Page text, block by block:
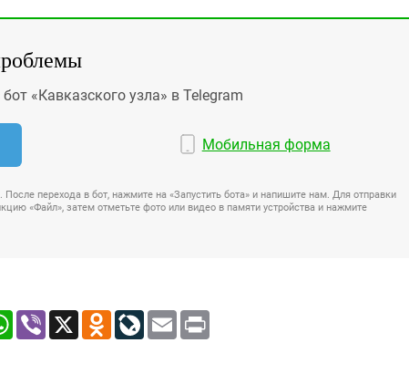
«Кавказского узла» в Telegram
Мобильная форма
перехода в бот, нажмите на «Запустить бота» и напишите нам. Для отправки
«Файл», затем отметьте фото или видео в памяти устройства и нажмите
WhatsApp
Viber X Odnoklassniki
LiveJournal
Email